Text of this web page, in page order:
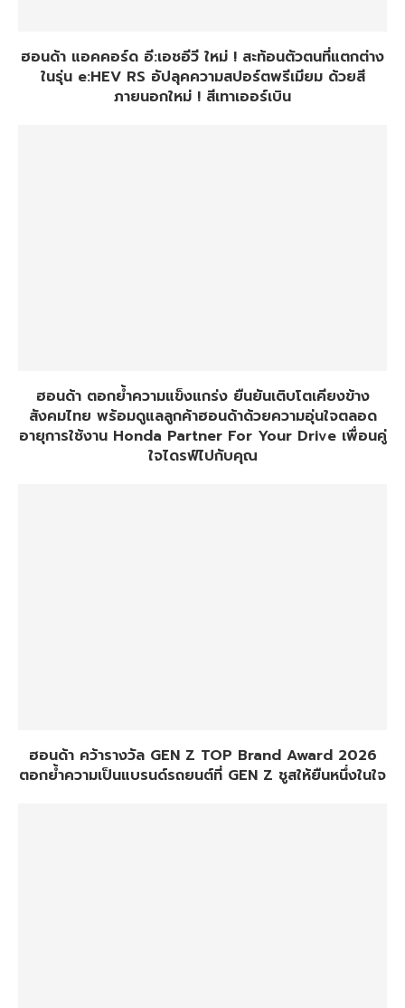
ฮอนด้า แอคคอร์ด อี:เอชอีวี ใหม่ ! สะท้อนตัวตนที่แตกต่าง
ในรุ่น e:HEV RS อัปลุคความสปอร์ตพรีเมียม ด้วยสี
ภายนอกใหม่ ! สีเทาเออร์เบิน
ฮอนด้า ตอกย้ำความแข็งแกร่ง ยืนยันเติบโตเคียงข้าง
สังคมไทย พร้อมดูแลลูกค้าฮอนด้าด้วยความอุ่นใจตลอด
อายุการใช้งาน Honda Partner For Your Drive เพื่อนคู่
ใจไดรฟ์ไปกับคุณ
ฮอนด้า คว้ารางวัล GEN Z TOP Brand Award 2026
ตอกย้ำความเป็นแบรนด์รถยนต์ที่ GEN Z ชูสให้ยืนหนึ่งในใจ